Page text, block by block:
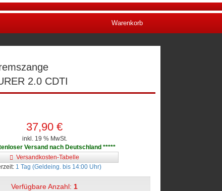
Warenkorb
2.0 CDTI
37,90 €
inkl. 19 % MwSt.
Versand nach Deutschland *****
Versandkosten-Tabelle
1 Tag (Geldeing. bis 14:00 Uhr)
Verfügbare Anzahl: 1